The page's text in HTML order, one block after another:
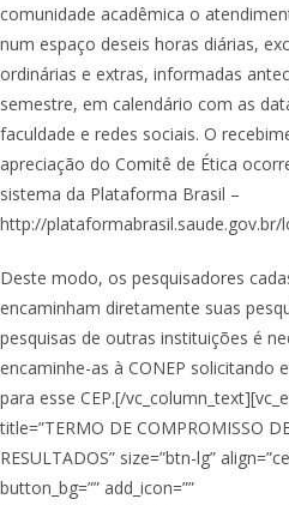
comunidade acadêmica o
num espaço deseis horas diárias,
ordinárias e extras, informadas
semestre, em calendário com as
faculdade e redes sociais. O
apreciação do Comitê de Ética
sistema da Plataforma Brasil –
http://plataformabrasil.saude.gov.br/
Deste modo, os pesquisadores
encaminham diretamente suas
pesquisas de outras instituições é
encaminhe-as à CONEP solicitando
para esse CEP.[/
title=”TERMO DE COMPROMISSO
RESULTADOS” size=”btn-lg”
button_bg=”” add_icon=””